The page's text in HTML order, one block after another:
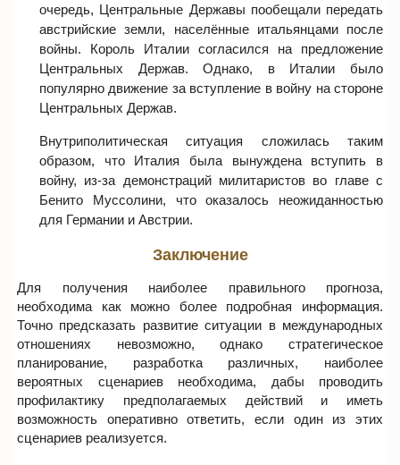
очередь, Центральные Державы пообещали передать
австрийские земли, населённые итальянцами после
войны. Король Италии согласился на предложение
Центральных Держав. Однако, в Италии было
популярно движение за вступление в войну на стороне
Центральных Держав.
Внутриполитическая ситуация сложилась таким
образом, что Италия была вынуждена вступить в
войну, из-за демонстраций милитаристов во главе с
Бенито Муссолини, что оказалось неожиданностью
для Германии и Австрии.
Заключение
Для получения наиболее правильного прогноза,
необходима как можно более подробная информация.
Точно предсказать развитие ситуации в международных
отношениях невозможно, однако стратегическое
планирование, разработка различных, наиболее
вероятных сценариев необходима, дабы проводить
профилактику предполагаемых действий и иметь
возможность оперативно ответить, если один из этих
сценариев реализуется.